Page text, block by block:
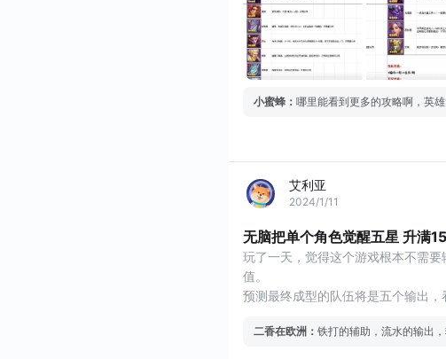
小蜜蜂： 哪里能看到更多的攻略啊，英
艾利亚
2024/1/11
无脑把单个角色觉醒五星 升满
玩了一天，觉得这个游戏根本不需
值。
预测最终成型的队伍将是五个输出，
二香在欧洲 ： 铁打的辅助，流水的输出